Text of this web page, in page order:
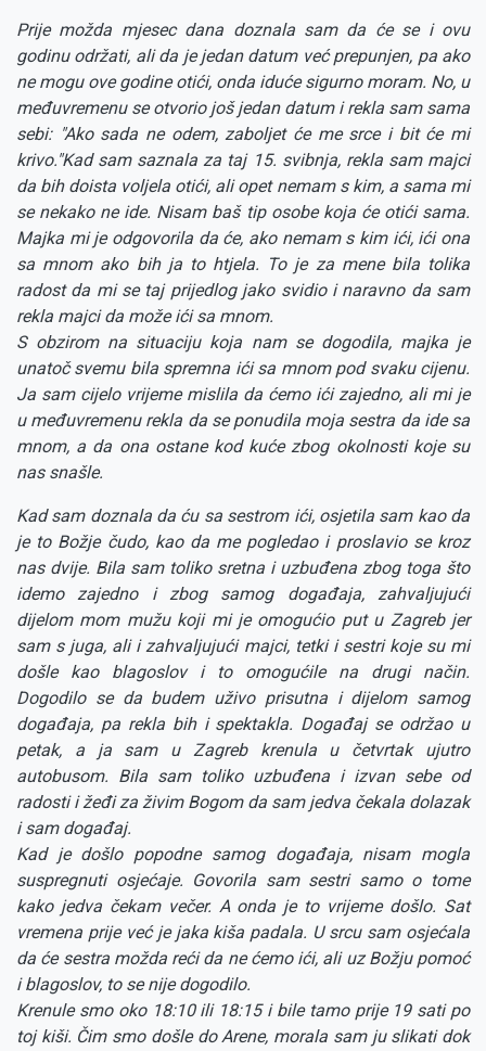
Prije možda mjesec dana doznala sam da će se i ovu
godinu održati, ali da je jedan datum već prepunjen, pa ako
ne mogu ove godine otići, onda iduće sigurno moram. No, u
međuvremenu se otvorio još jedan datum i rekla sam sama
sebi: "Ako sada ne odem, zaboljet će me srce i bit će mi
krivo."Kad sam saznala za taj 15. svibnja, rekla sam majci
da bih doista voljela otići, ali opet nemam s kim, a sama mi
se nekako ne ide. Nisam baš tip osobe koja će otići sama.
Majka mi je odgovorila da će, ako nemam s kim ići, ići ona
sa mnom ako bih ja to htjela. To je za mene bila tolika
radost da mi se taj prijedlog jako svidio i naravno da sam
rekla majci da može ići sa mnom.
S obzirom na situaciju koja nam se dogodila, majka je
unatoč svemu bila spremna ići sa mnom pod svaku cijenu.
Ja sam cijelo vrijeme mislila da ćemo ići zajedno, ali mi je
u međuvremenu rekla da se ponudila moja sestra da ide sa
mnom, a da ona ostane kod kuće zbog okolnosti koje su
nas snašle.
Kad sam doznala da ću sa sestrom ići, osjetila sam kao da
je to Božje čudo, kao da me pogledao i proslavio se kroz
nas dvije. Bila sam toliko sretna i uzbuđena zbog toga što
idemo zajedno i zbog samog događaja, zahvaljujući
dijelom mom mužu koji mi je omogućio put u Zagreb jer
sam s juga, ali i zahvaljujući majci, tetki i sestri koje su mi
došle kao blagoslov i to omogućile na drugi način.
Dogodilo se da budem uživo prisutna i dijelom samog
događaja, pa rekla bih i spektakla. Događaj se održao u
petak, a ja sam u Zagreb krenula u četvrtak ujutro
autobusom. Bila sam toliko uzbuđena i izvan sebe od
radosti i žeđi za živim Bogom da sam jedva čekala dolazak
i sam događaj.
Kad je došlo popodne samog događaja, nisam mogla
suspregnuti osjećaje. Govorila sam sestri samo o tome
kako jedva čekam večer. A onda je to vrijeme došlo. Sat
vremena prije već je jaka kiša padala. U srcu sam osjećala
da će sestra možda reći da ne ćemo ići, ali uz Božju pomoć
i blagoslov, to se nije dogodilo.
Krenule smo oko 18:10 ili 18:15 i bile tamo prije 19 sati po
toj kiši. Čim smo došle do Arene, morala sam ju slikati dok